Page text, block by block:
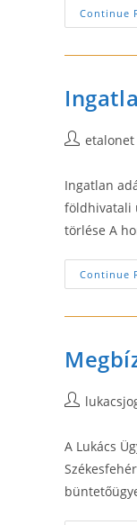
Continue
Postetalonet
Ingatlan
földhivatali
törlése A
Continue
Post
A Lukács